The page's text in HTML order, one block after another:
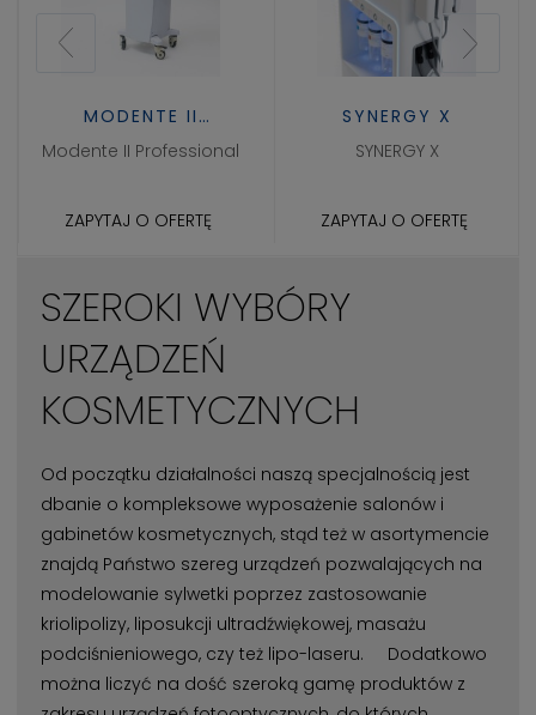
SYNERGY X
SYNERGY X
ZAPYTAJ O OFERTĘ
AI MASTER
AI Master
ZAPYTAJ O OFERTĘ
SZEROKI WYBÓRY
URZĄDZEŃ
KOSMETYCZNYCH
Od początku działalności naszą specjalnością jest
dbanie o kompleksowe wyposażenie salonów i
gabinetów kosmetycznych, stąd też w asortymencie
znajdą Państwo szereg urządzeń pozwalających na
modelowanie sylwetki poprzez zastosowanie
kriolipolizy, liposukcji ultradźwiękowej, masażu
podciśnieniowego, czy też lipo-laseru. Dodatkowo
można liczyć na dość szeroką gamę produktów z